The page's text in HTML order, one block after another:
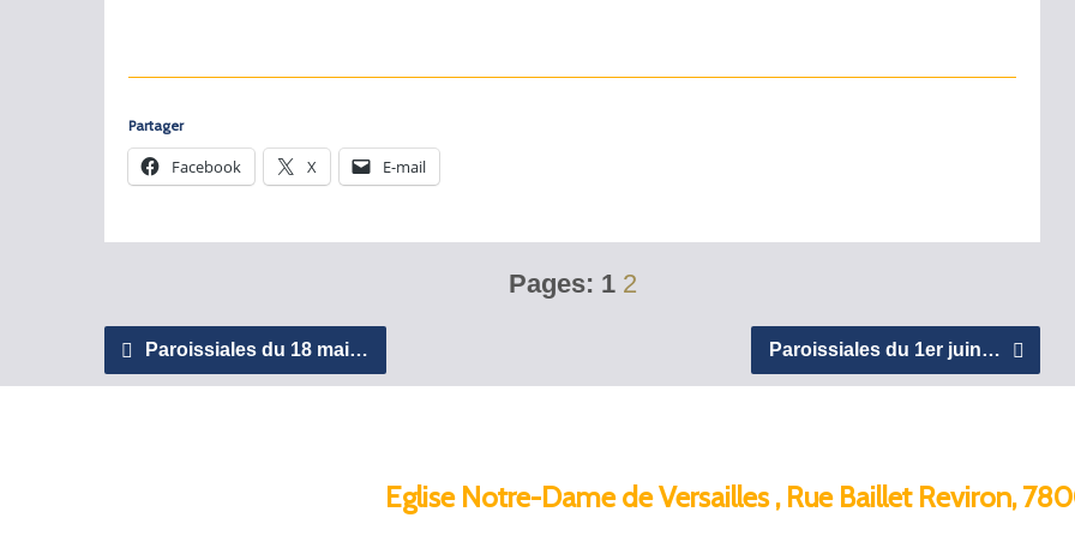
Partager
Facebook X E-mail
Pages: 1 2
Paroissiales du 18 mai… Paroissiales du 1er juin…
Eglise Notre-Dame de Versailles , Rue Baillet Reviron,